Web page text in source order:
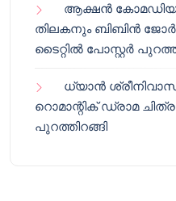
ആക്ഷൻ
തിലകനും ബിബിൻ
ടൈറ്റിൽ പോസ്റ്റർ
ധ്യാൻ
റൊമാന്റിക് ഡ്രാമ
പുറത്തിറങ്ങി